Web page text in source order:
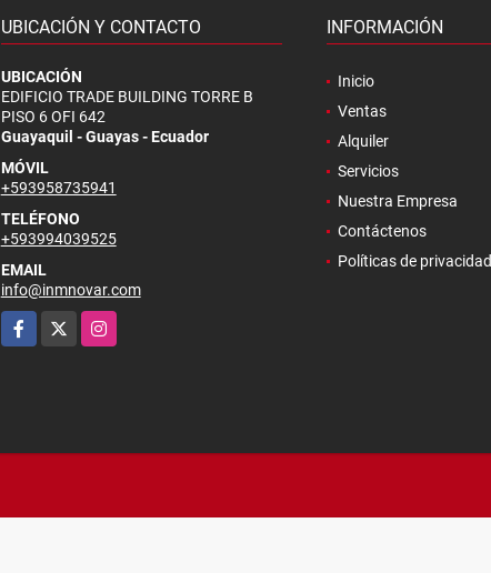
UBICACIÓN Y CONTACTO
UBICACIÓN
EDIFICIO TRADE BUILDING TORRE B
PISO 6 OFI 642
Guayaquil - Guayas - Ecuador
MÓVIL
+593958735941
TELÉFONO
+593994039525
EMAIL
info@inmnovar.com
Facebook
Instagram
INFORMACIÓN
Inicio
Ventas
Alquiler
Servicios
Nuestra Empresa
Contáctenos
Políticas de privacidad